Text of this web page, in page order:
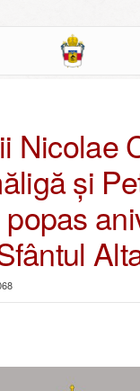
Nicolae
și